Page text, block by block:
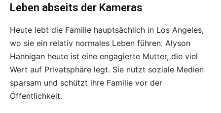
Leben abseits der Kameras
Heute lebt die Familie hauptsächlich in Los Angeles,
wo sie ein relativ normales Leben führen. Alyson
Hannigan heute ist eine engagierte Mutter, die viel
Wert auf Privatsphäre legt. Sie nutzt soziale Medien
sparsam und schützt ihre Familie vor der
Öffentlichkeit.